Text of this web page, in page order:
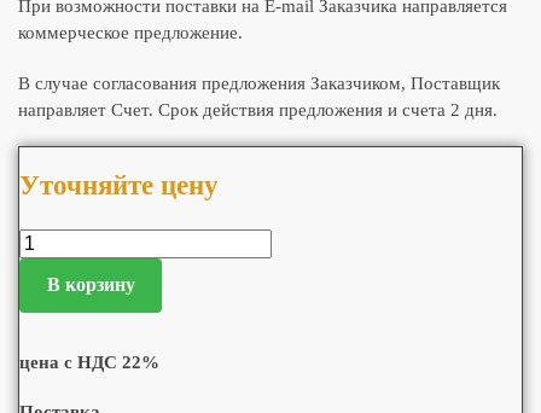
При возможности поставки на E-mail Заказчика направляется
коммерческое предложение.
В случае согласования предложения Заказчиком, Поставщик
направляет Счет. Срок действия предложения и счета 2 дня.
Уточняйте цену
В корзину
цена с НДС 22%